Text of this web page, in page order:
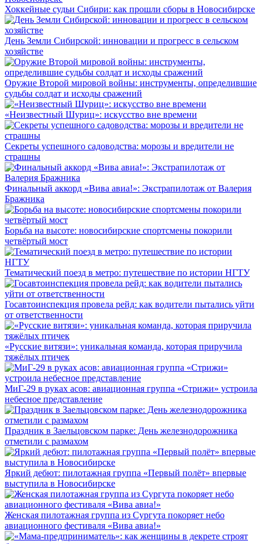
Хоккейные судьи Сибири: как прошли сборы в Новосибирске
День Земли Сибирской: инновации и прогресс в сельском
хозяйстве
Оружие Второй мировой войны: инструменты, определившие
судьбы солдат и исходы сражений
«Неизвестный Шуриц»: искусство вне времени
Секреты успешного садоводства: морозы и вредители не
страшны
Финальный аккорд «Вива авиа!»: Экстрапилотаж от Валерия
Бражника
Борьба на высоте: новосибирские спортсмены покорили
четвёртый мост
Тематический поезд в метро: путешествие по истории НГТУ
Госавтоинспекция провела рейд: как водители пытались уйти
от ответственности
«Русские витязи»: уникальная команда, которая приручила
тяжёлых птичек
МиГ-29 в руках асов: авиационная группа «Стрижи» устроила
небесное представление
Праздник в Заельцовском парке: День железнодорожника
отметили с размахом
Яркий дебют: пилотажная группа «Первый полёт» впервые
выступила в Новосибирске
Женская пилотажная группа из Сургута покоряет небо
авиационного фестиваля «Вива авиа!»